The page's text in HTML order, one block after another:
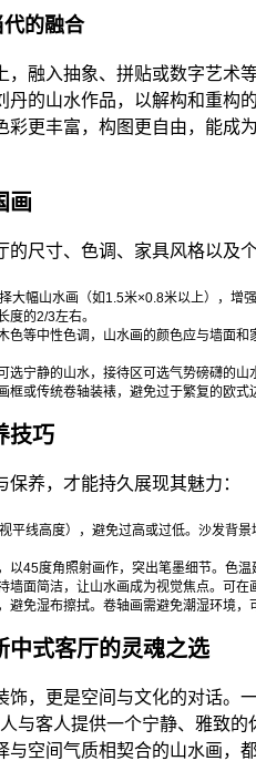
的融合
，融入抽象、拼贴或数字艺术
丹的山水作品，以解构和重构
彩更丰富，构图更自由，能成
画
尺寸、色调、家具风格以及个
大幅山水画（如1.5米×0.8米以上），增
度的2/3左右。
色等中性色调，山水画的颜色应与墙面
选宁静的山水，接待区可选气势磅礴的山
框或传统卷轴装裱，避免过于繁复的欧式
技巧
养，才能持久展现其魅力：
平线高度），避免过高或过低。沙发背
以45度角照射画作，突出笔墨细节。色
墙面简洁，让山水画成为视觉焦点。可
避免湿布擦拭。卷轴画需避免潮湿环境
式客厅的灵魂之选
，更是空间与文化的对话。
与客人提供一个宁静、雅致
空间气质相契合的山水画，